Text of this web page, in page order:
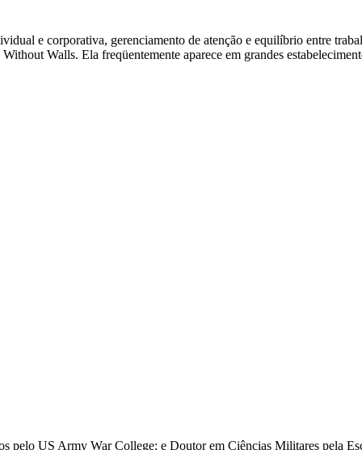
e corporativa, gerenciamento de atenção e equilíbrio entre
Walls. Ela freqüentemente aparece em grandes
pelo US Army War College; e Doutor em Ciências Militares pela